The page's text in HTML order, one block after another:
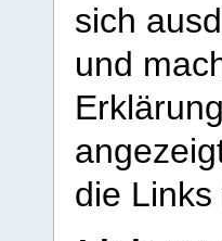
sich
und
die Links